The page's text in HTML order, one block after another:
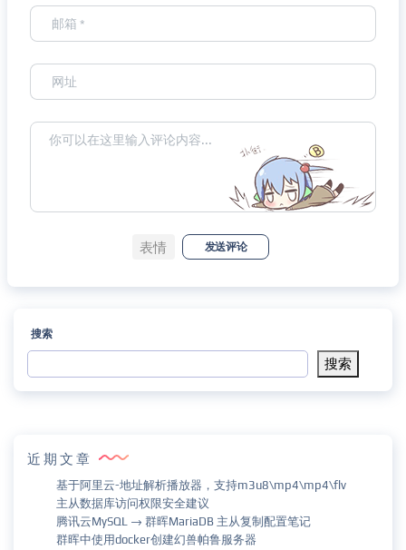
表情 发送评论
搜索
搜索
近期文章
基于阿里云-地址解析播放器，支持m3u8\mp4\mp4\flv
主从数据库访问权限安全建议
腾讯云MySQL → 群晖MariaDB 主从复制配置笔记
群晖中使用docker创建幻兽帕鲁服务器